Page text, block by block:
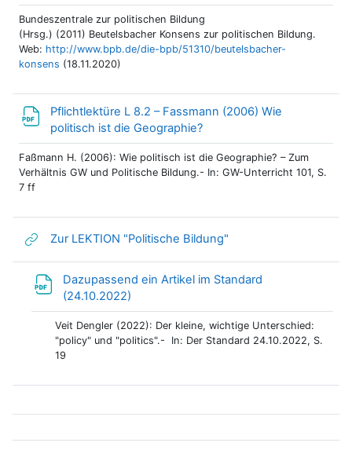
Bundeszentrale zur politischen Bildung
(Hrsg.) (2011) Beutelsbacher Konsens zur politischen Bildung.
Web: http://www.bpb.de/die-bpb/51310/beutelsbacher-
konsens (18.11.2020)
Pflichtlektüre L 8.2 – Fassmann (2006) Wie
politisch ist die Geographie?
Faßmann H. (2006): Wie politisch ist die Geographie? – Zum
Verhältnis GW und Politische Bildung.- In: GW-Unterricht 101, S.
7 ff
Zur LEKTION "Politische Bildung"
Dazupassend ein Artikel im Standard
(24.10.2022)
Veit Dengler (2022): Der kleine, wichtige Unterschied:
"policy" und "politics".- In: Der Standard 24.10.2022, S.
19